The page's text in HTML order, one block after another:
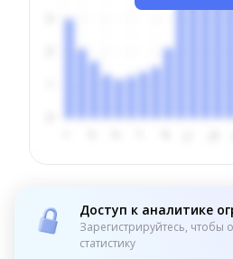
Доступ к аналитике
Зарегистрируйтесь, чтобы
статистику